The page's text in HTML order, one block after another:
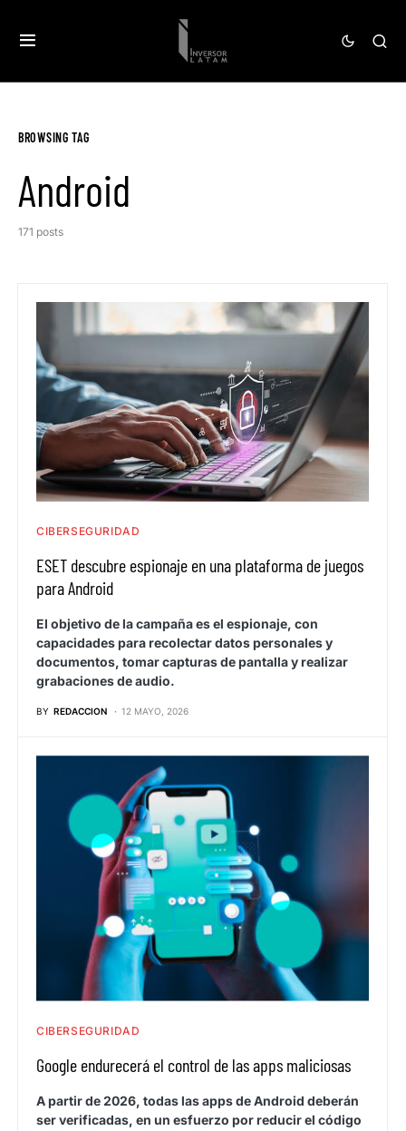
BROWSING TAG
Android
171 posts
CIBERSEGURIDAD
ESET descubre espionaje en una plataforma de juegos
para Android
El objetivo de la campaña es el espionaje, con
capacidades para recolectar datos personales y
documentos, tomar capturas de pantalla y realizar
grabaciones de audio.
BY REDACCION 12 MAYO, 2026
CIBERSEGURIDAD
Google endurecerá el control de las apps maliciosas
A partir de 2026, todas las apps de Android deberán
ser verificadas, en un esfuerzo por reducir el código